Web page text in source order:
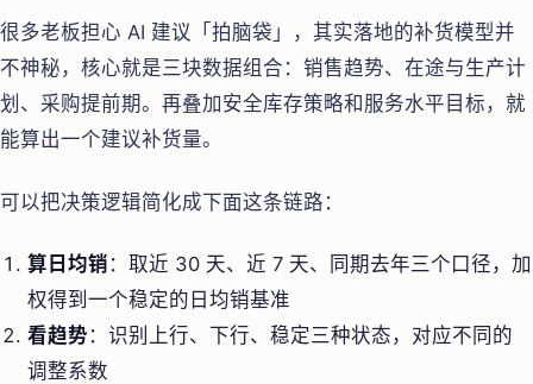
很多老板担心 AI 建议「拍脑袋」，其实落地的补货模型并
不神秘，核心就是三块数据组合：销售趋势、在途与生产计
划、采购提前期。再叠加安全库存策略和服务水平目标，就
能算出一个建议补货量。
可以把决策逻辑简化成下面这条链路：
算日均销 ：取近 30 天、近 7 天、同期去年三个口径，加
权得到一个稳定的日均销基准
看趋势 ：识别上行、下行、稳定三种状态，对应不同的
调整系数